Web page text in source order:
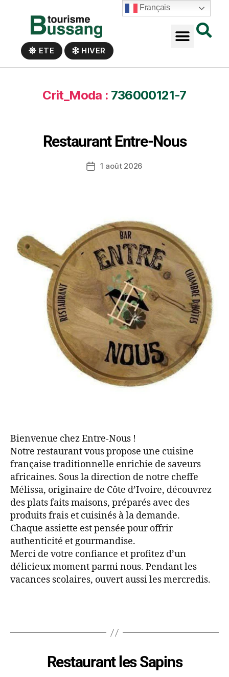
ETE HIVER
Crit_Moda : 736000121-7
Restaurant Entre-Nous
1 août 2026
Bienvenue chez Entre-Nous !
Notre restaurant vous propose une cuisine
française traditionnelle enrichie de saveurs
africaines. Sous la direction de notre cheffe
Mélissa, originaire de Côte d’Ivoire, découvrez
des plats faits maisons, préparés avec des
produits frais et cuisinés à la demande.
Chaque assiette est pensée pour offrir
authenticité et gourmandise.
Merci de votre confiance et profitez d’un
délicieux moment parmi nous. Pendant les
vacances scolaires, ouvert aussi les mercredis.
Restaurant les Sapins
Français
Panneau de gestion des cookies